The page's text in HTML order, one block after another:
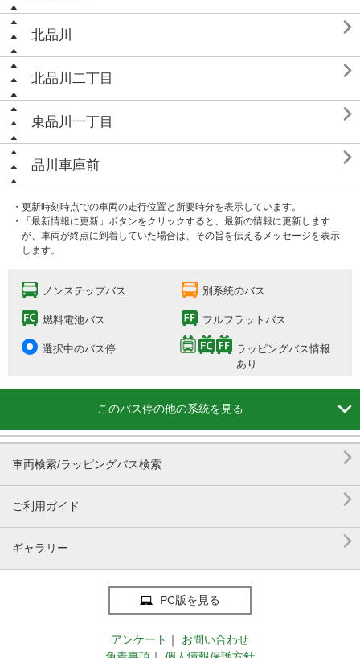
北品川 
北品川二丁目 
東品川一丁目 
品川車庫前 
・更新時刻時点での車両の走行位置と所要時分を表示しています。
・「最新情報に更新」ボタンをクリックすると、最新の情報に更新します
が、車両が終点に到着していた場合は、その旨を伝えるメッセージを表示
します。
ノンステップバス 別系統のバス
燃料電池バス フルフラットバス
選択中のバス停
ラッピングバス情報
あり
このバス停の他の系統を見る 
車両検索/ラッピングバス検索 
ご利用ガイド 
ギャラリー 
PC版を見る
アンケート ｜
お問い合わせ